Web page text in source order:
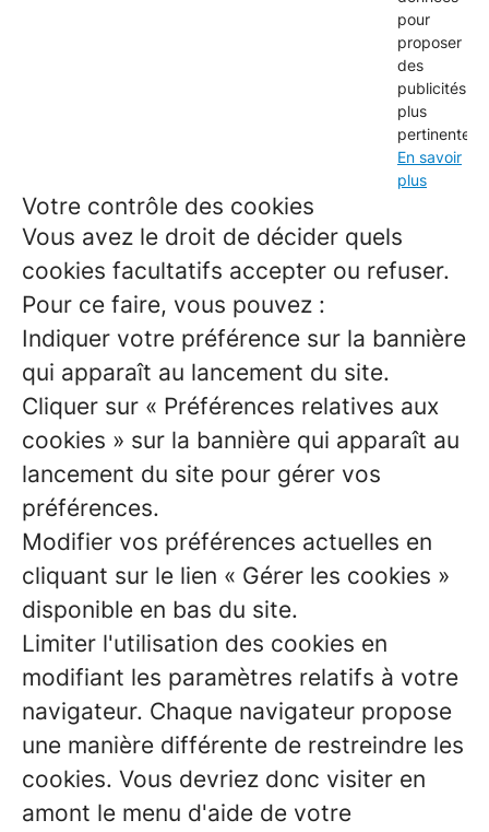
pour
proposer
des
publicités
plus
pertinentes.
En savoir
plus
Votre contrôle des cookies
Vous avez le droit de décider quels
cookies facultatifs accepter ou refuser.
Pour ce faire, vous pouvez :
Indiquer votre préférence sur la bannière
qui apparaît au lancement du site.
Cliquer sur « Préférences relatives aux
cookies » sur la bannière qui apparaît au
lancement du site pour gérer vos
préférences.
Modifier vos préférences actuelles en
cliquant sur le lien « Gérer les cookies »
disponible en bas du site.
Limiter l'utilisation des cookies en
modifiant les paramètres relatifs à votre
navigateur. Chaque navigateur propose
une manière différente de restreindre les
cookies. Vous devriez donc visiter en
amont le menu d'aide de votre